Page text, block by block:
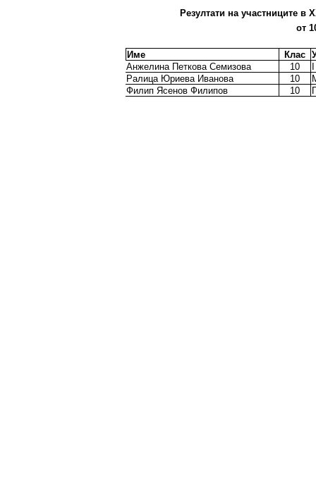
Резултати на участниците в
от
Име Клас
Анжелина Петкова Семизова
10
Ралица Юриева Иванова
10
Филип Ясенов Филипов
10